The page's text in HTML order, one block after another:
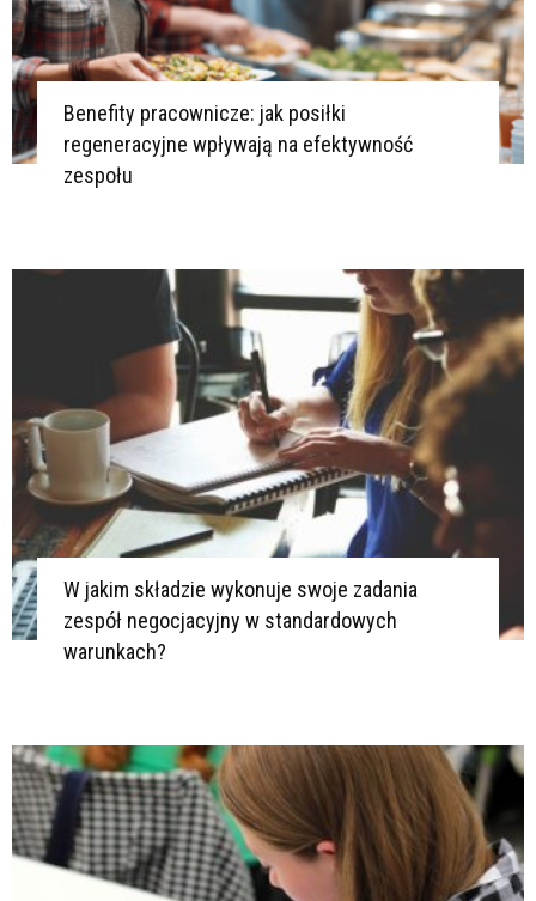
Benefity pracownicze: jak posiłki
regeneracyjne wpływają na efektywność
zespołu
W jakim składzie wykonuje swoje zadania
zespół negocjacyjny w standardowych
warunkach?